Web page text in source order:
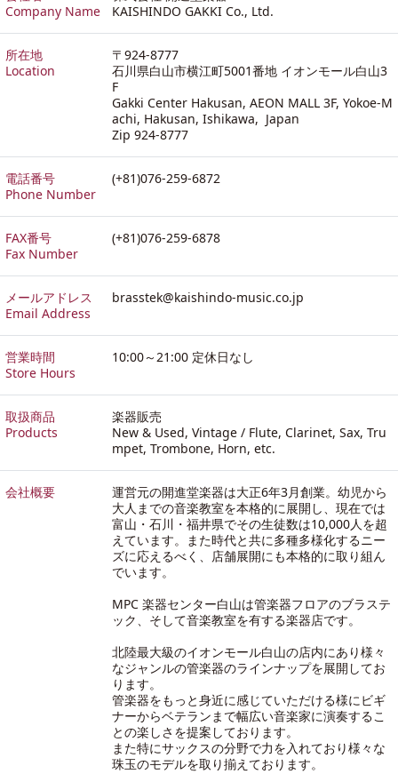
Company Name
KAISHINDO GAKKI Co., Ltd.
所在地
Location
〒924-8777
石川県白山市横江町5001番地 イオンモール白山3
F
Gakki Center Hakusan, AEON MALL 3F, Yokoe-M
achi, Hakusan, Ishikawa, Japan
Zip 924-8777
電話番号
Phone Number
(+81)076-259-6872
FAX番号
Fax Number
(+81)076-259-6878
メールアドレス
Email Address
brasstek@kaishindo-music.co.jp
営業時間
Store Hours
10:00～21:00 定休日なし
取扱商品
Products
楽器販売
New & Used, Vintage / Flute, Clarinet, Sax, Tru
mpet, Trombone, Horn, etc.
会社概要
運営元の開進堂楽器は大正6年3月創業。幼児から
大人までの音楽教室を本格的に展開し、現在では
富山・石川・福井県でその生徒数は10,000人を超
えています。また時代と共に多種多様化するニー
ズに応えるべく、店舗展開にも本格的に取り組ん
でいます。
MPC 楽器センター白山は管楽器フロアのブラステ
ック、そして音楽教室を有する楽器店です。
北陸最大級のイオンモール白山の店内にあり様々
なジャンルの管楽器のラインナップを展開してお
ります。
管楽器をもっと身近に感じていただける様にビギ
ナーからベテランまで幅広い音楽家に演奏するこ
との楽しさを提案しております。
また特にサックスの分野で力を入れており様々な
珠玉のモデルを取り揃えております。